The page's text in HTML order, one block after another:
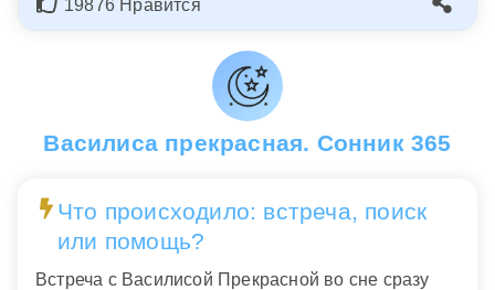
19876 Нравится
Василиса прекрасная. Сонник 365
Что происходило: встреча, поиск
или помощь?
Встреча с Василисой Прекрасной во сне сразу